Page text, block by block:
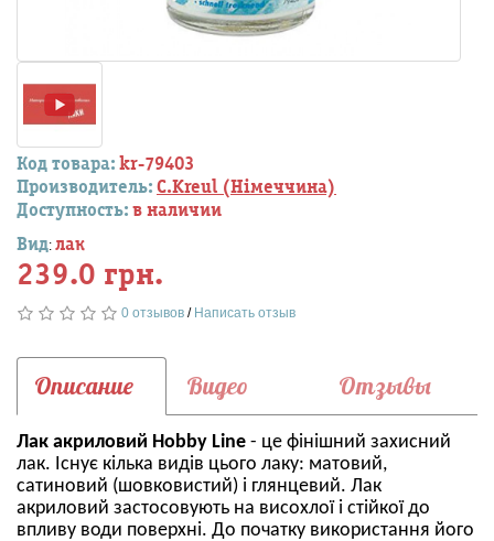
Код товара: kr-79403
Производитель: C.Kreul (Німеччина)
Доступность: в наличии
Вид: лак
239.0 грн.
0 отзывов / Написать отзыв
Описание Видео Отзывы
Лак акриловий Hobby Line - це фінішний захисний
лак. Існує кілька видів цього лаку: матовий,
сатиновий (шовковистий) і глянцевий. Лак
акриловий застосовують на висохлої і стійкої до
впливу води поверхні. До початку використання його